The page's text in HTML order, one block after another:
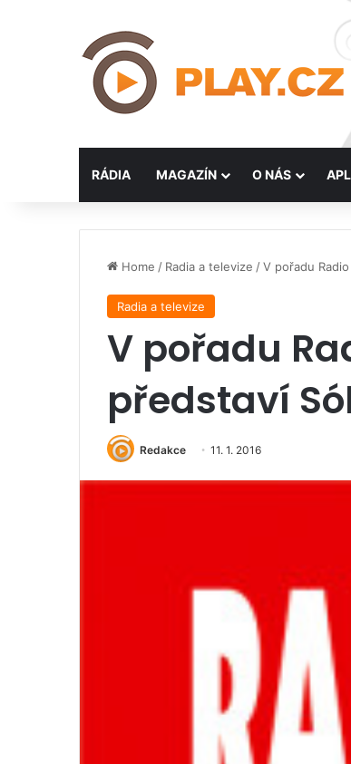
RÁDIA MAGAZÍN O NÁS
Home / Radia a televize /V pořadu
Radia a televize
V pořadu
představí
Redakce 11. 1. 2016